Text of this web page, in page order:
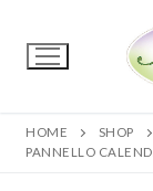
HOME
SHOP
PANNELLO